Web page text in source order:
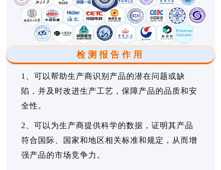
检测报告作用
1、可以帮助生产商识别产品的潜在问题或缺
陷，并及时改进生产工艺，保障产品的品质和安
全性。
2、可以为生产商提供科学的数据，证明其产品
符合国际、国家和地区相关标准和规定，从而增
强产品的市场竞争力。